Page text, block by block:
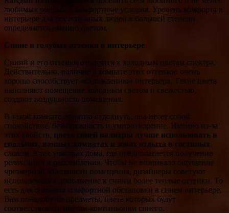
любимых родных в комфортные условия. Уровень комфорта в
интерьере для тех или иных людей в большей степени
определяется именно цветом.
Синие и голубые оттенки в интерьере
Синий и его оттенки относятся к холодным цветам спектра.
Действительно, наличие в комнате этих оттенков очень
хорошо способствует «охлаждению» интерьера. Такие цвета
наполняют помещение холодным светом и свежестью,
создают воздушность помещения.
В такой комнате приятно отдохнуть, она несет собой
спокойствие, безмятежность и умиротворение. Именно из-за
этих свойств, цвета синей палитры лучше использовать в
спальнях, ванных комнатах и зонах отдыха в гостиных,
словом, в тех участках дома, где предполагается получение
релаксации и расслабления. Чтобы не возникало ощущение
чрезмерной холодности помещения, дизайнеры советуют
использовать в дополнение к синим более теплые оттенки. То
есть для создания комфортной обстановки в синем интерьере,
Вам понадобятся предметы, цвета которых будут
соответствовать цветам-компаньонам синего.